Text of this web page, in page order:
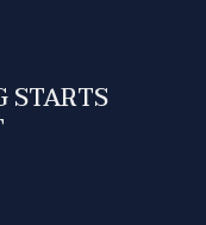
STARTS